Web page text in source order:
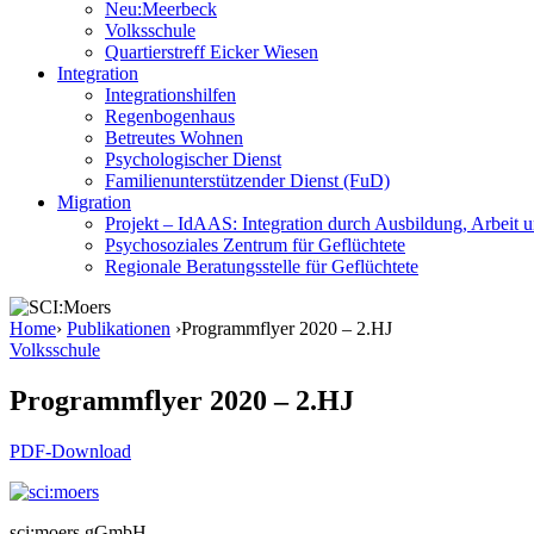
Neu:Meerbeck
Volksschule
Quartierstreff Eicker Wiesen
Integration
Integrationshilfen
Regenbogenhaus
Betreutes Wohnen
Psychologischer Dienst
Familienunterstützender Dienst (FuD)
Migration
Projekt – IdAAS: Integration durch Ausbildung, Arbeit
Psychosoziales Zentrum für Geflüchtete
Regionale Beratungsstelle für Geflüchtete
Home› Publikationen ›Programmflyer 2020 – 2.HJ
Volksschule
Programmflyer 2020 – 2.HJ
PDF-Download